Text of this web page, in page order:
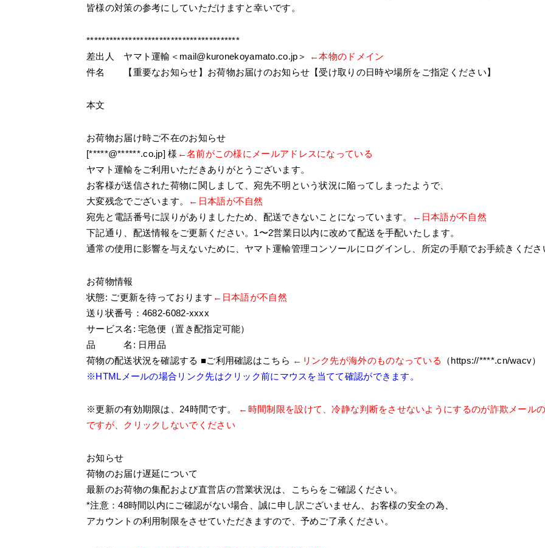
皆様の対策の参考にしていただけますと幸いです。
****************************************
差出人 ヤマト運輸＜mail@kuronekoyamato.co.jp＞
←本物のドメイン
件名 【重要なお知らせ】お荷物お届けのお知らせ【受け取りの日時や場所をご指定ください】
本文
お荷物お届け時ご不在のお知らせ
[*****@******.co.jp] 様 ←名前がこの様にメールアドレスになっている
ヤマト運輸をご利用いただきありがとうございます。
お客様が送信された荷物に関しまして、宛先不明という状況に陥ってしまったようで、
大変残念でございます。
←日本語が不自然
宛先と電話番号に誤りがありましたため、配送できないことになっています。
←日本語が不自然
下記通り、配送情報をご更新ください。1〜2営業日以内に改めて配送を手配いたします。
通常の使用に影響を与えないために、ヤマト運輸管理コンソールにログインし、所定の手順でお手続きくださ
お荷物情報
状態: ご更新を待っております ←日本語が不自然
送り状番号：4682-6082-xxxx
サービス名: 宅急便（置き配指定可能）
品 名: 日用品
荷物の配送状況を確認する ■ご利用確認はこちら ←リンク先が海外のものなっている
（https://****.cn/wacv）
※HTMLメールの場合リンク先はクリック前にマウスを当てて確認ができます。
※更新の有効期限は、24時間です。
←時間制限を設けて、冷静な判断をさせないようにするのが詐欺メール
ですが、クリックしないでください
お知らせ
荷物のお届け遅延について
最新のお荷物の集配および直営店の営業状況は、こちらをご確認ください。
*注意：48時間以内にご確認がない場合、誠に申し訳ございません、お客様の安全の為、
アカウントの利用制限をさせていただきますので、予めご了承ください。